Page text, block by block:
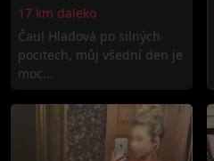
17 km daleko
Čau! Hladová po silných
pocitech, můj všední den je
moc...